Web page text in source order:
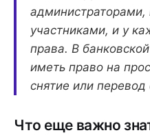
участниками, и у
права. В
иметь право на
снятие или перевод
Что еще важно